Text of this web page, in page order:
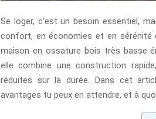
Se loger, c’est un besoin essentiel,
confort, en économies et en sérénité
maison en ossature bois très basse
elle combine une construction
réduites sur la durée. Dans cet
avantages tu peux en attendre, et à